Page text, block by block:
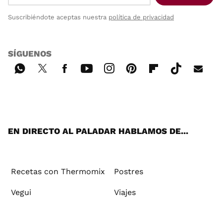
Suscribiéndote aceptas nuestra política de privacidad
SÍGUENOS
EN DIRECTO AL PALADAR HABLAMOS DE...
Recetas con Thermomix Postres
Vegui Viajes